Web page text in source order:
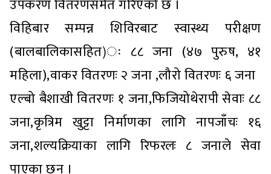
उपकरण वितरणसमेत गरिएको छ ।
विहिबार सम्पन्न शिविरबाट स्वास्थ्य परीक्षण
(बालबालिकासहित)ः ८८ जना (४७ पुरुष, ४१
महिला),वाकर वितरणः २ जना ,लौरो वितरणः ६ जना
एल्बो बैशाखी वितरणः १ जना,फिजियोथेरापी सेवाः ८८
जना,कृत्रिम खुट्टा निर्माणका लागि नापजाँचः १६
जना,शल्यक्रियाका लागि रिफरलः ८ जनाले सेवा